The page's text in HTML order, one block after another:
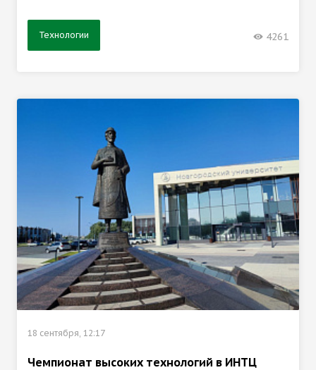
Технологии 4261
18 сентября, 12:17
Чемпионат высоких технологий в ИНТЦ